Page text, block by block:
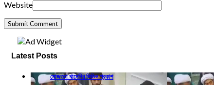
Website
Latest Posts
মোজতবা খামেনির ভিডিও প্রকাশ